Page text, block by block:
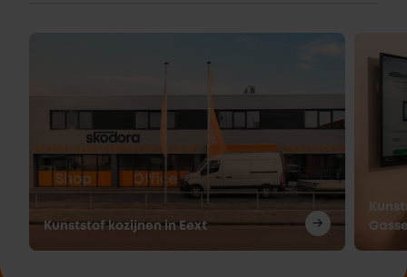
Kunststof kozijnen in Eext